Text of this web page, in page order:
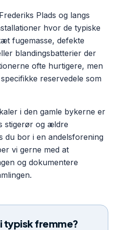
Plads og langs
hvor de typiske
fugemasse, defekte
blandingsbatterier der
ofte hurtigere, men
reservedele som
i den gamle bykerne er
stigerør og ældre
du bor i en andelsforening
vi gerne med at
og dokumentere
typisk fremme?